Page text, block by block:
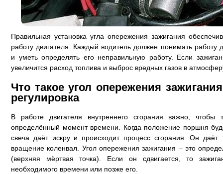
Правильная установка угла опережения зажигания
работу двигателя. Каждый водитель должен понимать работу
и уметь определять его неправильную работу. Если
увеличится расход топлива и выброс вредных газов в
Что такое угол опережения
регулировка
В работе двигателя внутреннего сгорания важно, чтобы
определённый момент времени. Когда положение поршня
свеча даёт искру и происходит процесс сгорания. Он
вращение коленвал. Угол опережения зажигания – это
(верхняя мёртвая точка). Если он сдвигается, то
необходимого времени или позже его.